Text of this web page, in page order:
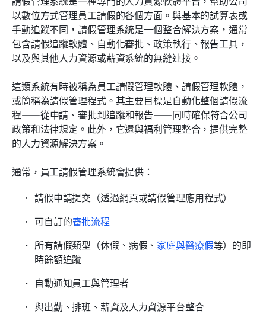
以數位方式管理員工請假的各個方面。與基本的試算表或
手動追蹤不同，請假管理系統是一個整合解決方案，通常
包含請假追蹤軟體、自動化審批、政策執行、報告工具，
以及與其他人力資源或薪資系統的無縫連接。
這類系統有時被稱為員工請假管理軟體、請假管理軟體，
或簡稱為請假管理程式。其主要目標是自動化整個請假流
程——從申請、審批到追蹤和報告——同時確保符合公司
政策和法律規定。此外，它還與福利管理整合，提供完整
的人力資源解決方案。
通常，員工請假管理系統會提供：
請假申請提交（透過網頁或請假管理應用程式）
可自訂的審批流程
所有請假類型（休假、病假、 家庭與醫療假等）的即
時餘額追蹤
自動通知員工與管理者
與出勤、排班、薪資及人力資源平台整合